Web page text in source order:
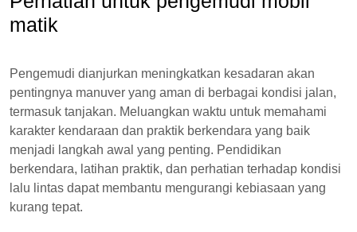
matik
Pengemudi dianjurkan meningkatkan kesadaran akan
pentingnya manuver yang aman di berbagai kondisi jalan,
termasuk tanjakan. Meluangkan waktu untuk memahami
karakter kendaraan dan praktik berkendara yang baik
menjadi langkah awal yang penting. Pendidikan
berkendara, latihan praktik, dan perhatian terhadap kondisi
lalu lintas dapat membantu mengurangi kebiasaan yang
kurang tepat.